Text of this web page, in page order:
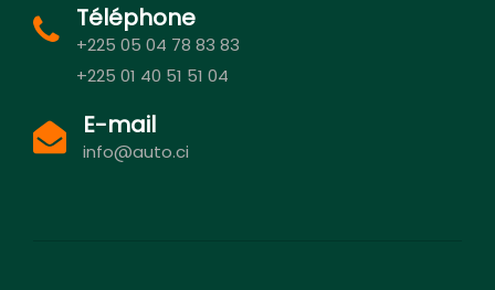
Téléphone
+225 05 04 78 83 83
+225 01 40 51 51 04
E-mail
info@auto.ci